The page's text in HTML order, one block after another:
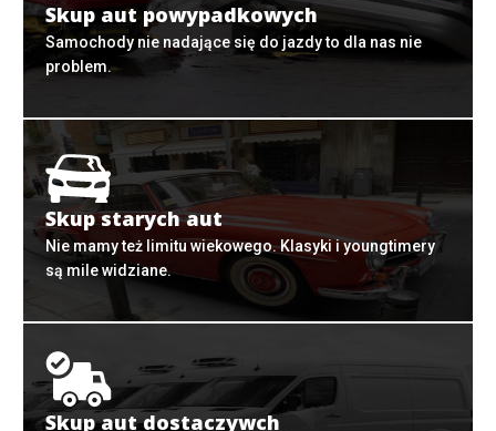
Skup aut powypadkowych
Samochody nie nadające się do jazdy to dla nas nie
problem.
Skup starych aut
Nie mamy też limitu wiekowego. Klasyki i youngtimery
są mile widziane.
Skup aut dostaczywch